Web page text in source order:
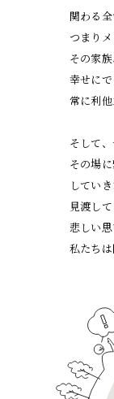
関わる
つまりメ
その家
幸せに
常に利他
そして
その場
してい
見渡し
悲しい
私たちは